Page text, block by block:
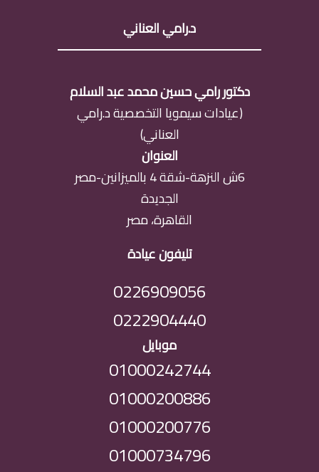
د.رامي العناني
دكتور رامي حسين محمد عبد السلام
(عيادات سيمويا التخصصية د.رامي
العناني)
العنوان
6ش النزهة-شقة 4 بالميزانين-مصر
الجديدة
القاهرة، مصر
تليفون عيادة
0226909056
0222904440
موبايل
01000242744
01000200886
01000200776
01000734796